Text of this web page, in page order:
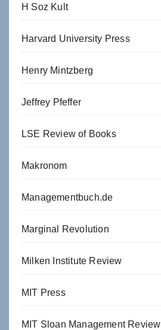
H Soz Kult
Harvard University Press
Henry Mintzberg
Jeffrey Pfeffer
LSE Review of Books
Makronom
Managementbuch.de
Marginal Revolution
Milken Institute Review
MIT Press
MIT Sloan Management Review